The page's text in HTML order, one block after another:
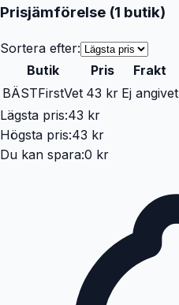
Prisjämförelse (1 butik)
Sortera efter:
Butik
Pris Frakt
BÄSTFirstVet 43 kr Ej angivet
Lägsta pris:43 kr
Högsta pris:43 kr
Du kan spara:0 kr